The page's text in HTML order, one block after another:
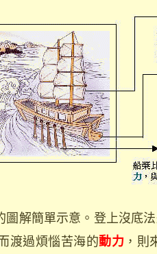
解簡單示意。登上沒底
渡過煩惱苦海的動力 ，